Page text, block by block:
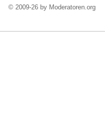
© 2009-26 by Moderatoren.org